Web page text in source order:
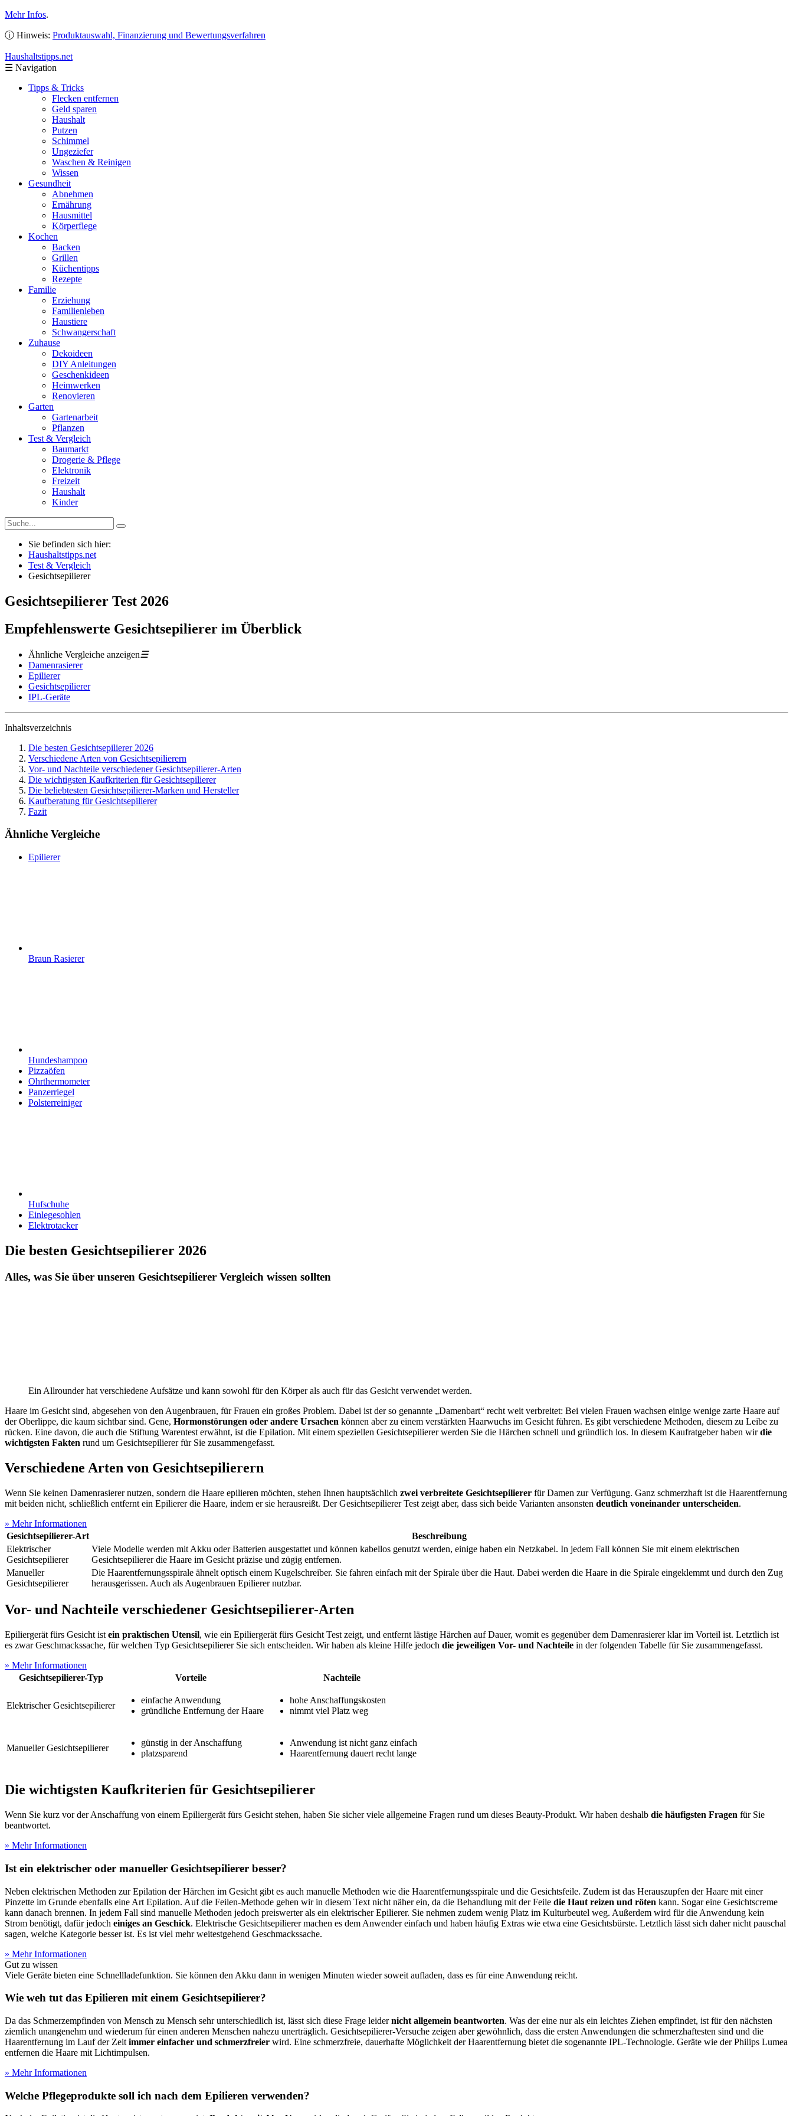
Mehr Infos.
ⓘ Hinweis: Produktauswahl, Finanzierung und Bewertungsverfahren
Haushaltstipps.net
☰ Navigation
Tipps & Tricks
Flecken entfernen
Geld sparen
Haushalt
Putzen
Schimmel
Ungeziefer
Waschen & Reinigen
Wissen
Gesundheit
Abnehmen
Ernährung
Hausmittel
Körperflege
Kochen
Backen
Grillen
Küchentipps
Rezepte
Familie
Erziehung
Familienleben
Haustiere
Schwangerschaft
Zuhause
Dekoideen
DIY Anleitungen
Geschenkideen
Heimwerken
Renovieren
Garten
Gartenarbeit
Pflanzen
Test & Vergleich
Baumarkt
Drogerie & Pflege
Elektronik
Freizeit
Haushalt
Kinder
Sie befinden sich hier:
Haushaltstipps.net
Test & Vergleich
Gesichtsepilierer
Gesichtsepilierer Test 2026
Empfehlenswerte Gesichtsepilierer im Überblick
Ähnliche Vergleiche anzeigen☰
Damenrasierer
Epilierer
Gesichtsepilierer
IPL-Geräte
Inhaltsverzeichnis
Die besten Gesichtsepilierer 2026
Verschiedene Arten von Gesichtsepilierern
Vor- und Nachteile verschiedener Gesichtsepilierer-Arten
Die wichtigsten Kaufkriterien für Gesichtsepilierer
Die beliebtesten Gesichtsepilierer-Marken und Hersteller
Kaufberatung für Gesichtsepilierer
Fazit
Ähnliche Vergleiche
Epilierer
Braun Rasierer
Hundeshampoo
Pizzaöfen
Ohrthermometer
Panzerriegel
Polsterreiniger
Hufschuhe
Einlegesohlen
Elektrotacker
Die besten Gesichtsepilierer 2026
Alles, was Sie über unseren Gesichtsepilierer Vergleich wissen sollten
Ein Allrounder hat verschiedene Aufsätze und kann sowohl für den Körper als auch für das Gesicht verwendet werden.
Haare im Gesicht sind, abgesehen von den Augenbrauen, für Frauen ein großes Problem. Dabei ist der so genannte „Damenbart“ recht weit verbreitet: Bei vielen Frauen wachsen einige wenige zarte Haare auf
der Oberlippe, die kaum sichtbar sind. Gene, Hormonstörungen oder andere Ursachen können aber zu einem verstärkten Haarwuchs im Gesicht führen. Es gibt verschiedene Methoden, diesem zu Leibe zu
rücken. Eine davon, die auch die Stiftung Warentest erwähnt, ist die Epilation. Mit einem speziellen Gesichtsepilierer werden Sie die Härchen schnell und gründlich los. In diesem Kaufratgeber haben wirdie
wichtigsten Fakten rund um Gesichtsepilierer für Sie zusammengefasst.
Verschiedene Arten von Gesichtsepilierern
Wenn Sie keinen Damenrasierer nutzen, sondern die Haare epilieren möchten, stehen Ihnen hauptsächlich zwei verbreitete Gesichtsepilierer für Damen zur Verfügung. Ganz schmerzhaft ist die Haarentfernung
mit beiden nicht, schließlich entfernt ein Epilierer die Haare, indem er sie herausreißt. Der Gesichtsepilierer Test zeigt aber, dass sich beide Varianten ansonsten deutlich voneinander unterscheiden.
» Mehr Informationen
Gesichtsepilierer-Art
Beschreibung
Elektrischer
Gesichtsepilierer
Viele Modelle werden mit Akku oder Batterien ausgestattet und können kabellos genutzt werden, einige haben ein Netzkabel. In jedem Fall können Sie mit einem elektrischen
Gesichtsepilierer die Haare im Gesicht präzise und zügig entfernen.
Manueller
Gesichtsepilierer
Die Haarentfernungsspirale ähnelt optisch einem Kugelschreiber. Sie fahren einfach mit der Spirale über die Haut. Dabei werden die Haare in die Spirale eingeklemmt und durch den Zug
herausgerissen. Auch als Augenbrauen Epilierer nutzbar.
Vor- und Nachteile verschiedener Gesichtsepilierer-Arten
Epiliergerät fürs Gesicht ist ein praktischen Utensil, wie ein Epiliergerät fürs Gesicht Test zeigt, und entfernt lästige Härchen auf Dauer, womit es gegenüber dem Damenrasierer klar im Vorteil ist. Letztlich ist
es zwar Geschmackssache, für welchen Typ Gesichtsepilierer Sie sich entscheiden. Wir haben als kleine Hilfe jedoch die jeweiligen Vor- und Nachteile in der folgenden Tabelle für Sie zusammengefasst.
» Mehr Informationen
Gesichtsepilierer-Typ
Vorteile Nachteile
Elektrischer Gesichtsepilierer
einfache Anwendung
gründliche Entfernung der Haare
hohe Anschaffungskosten
nimmt viel Platz weg
Manueller Gesichtsepilierer
günstig in der Anschaffung
platzsparend
Anwendung ist nicht ganz einfach
Haarentfernung dauert recht lange
Die wichtigsten Kaufkriterien für Gesichtsepilierer
Wenn Sie kurz vor der Anschaffung von einem Epiliergerät fürs Gesicht stehen, haben Sie sicher viele allgemeine Fragen rund um dieses Beauty-Produkt. Wir haben deshalb die häufigsten Fragen für Sie
beantwortet.
» Mehr Informationen
Ist ein elektrischer oder manueller Gesichtsepilierer besser?
Neben elektrischen Methoden zur Epilation der Härchen im Gesicht gibt es auch manuelle Methoden wie die Haarentfernungsspirale und die Gesichtsfeile. Zudem ist das Herauszupfen der Haare mit einer
Pinzette im Grunde ebenfalls eine Art Epilation. Auf die Feilen-Methode gehen wir in diesem Text nicht näher ein, da die Behandlung mit der Feile die Haut reizen und röten kann. Sogar eine Gesichtscreme
kann danach brennen. In jedem Fall sind manuelle Methoden jedoch preiswerter als ein elektrischer Epilierer. Sie nehmen zudem wenig Platz im Kulturbeutel weg. Außerdem wird für die Anwendung kein
Strom benötigt, dafür jedoch einiges an Geschick. Elektrische Gesichtsepilierer machen es dem Anwender einfach und haben häufig Extras wie etwa eine Gesichtsbürste. Letztlich lässt sich daher nicht pauschal
sagen, welche Kategorie besser ist. Es ist viel mehr weitestgehend Geschmackssache.
» Mehr Informationen
Gut zu wissen
Viele Geräte bieten eine Schnellladefunktion. Sie können den Akku dann in wenigen Minuten wieder soweit aufladen, dass es für eine Anwendung reicht.
Wie weh tut das Epilieren mit einem Gesichtsepilierer?
Da das Schmerzempfinden von Mensch zu Mensch sehr unterschiedlich ist, lässt sich diese Frage leidernicht allgemein beantworten. Was der eine nur als ein leichtes Ziehen empfindet, ist für den nächsten
ziemlich unangenehm und wiederum für einen anderen Menschen nahezu unerträglich. Gesichtsepilierer-Versuche zeigen aber gewöhnlich, dass die ersten Anwendungen die schmerzhaftesten sind und die
Haarentfernung im Lauf der Zeit immer einfacher und schmerzfreier wird. Eine schmerzfreie, dauerhafte Möglichkeit der Haarentfernung bietet die sogenannte IPL-Technologie. Geräte wie der Philips Lumea
entfernen die Haare mit Lichtimpulsen.
» Mehr Informationen
Welche Pflegeprodukte soll ich nach dem Epilieren verwenden?